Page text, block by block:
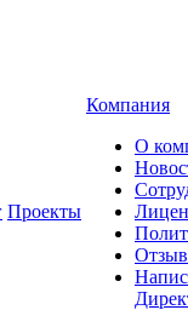
Проекты
Компания
О